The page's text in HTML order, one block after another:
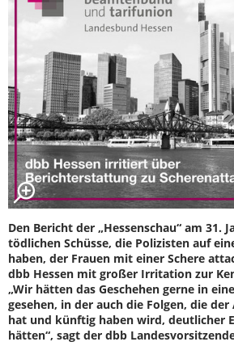
Den Bericht der „Hessenschau“ am 31.
tödlichen Schüsse, die Polizisten auf
haben, der Frauen mit einer Schere
dbb Hessen mit großer Irritation zur
„Wir hätten das Geschehen gerne in
gesehen, in der auch die Folgen, die
hat und künftig haben wird, deutlicher
hätten“, sagt der dbb